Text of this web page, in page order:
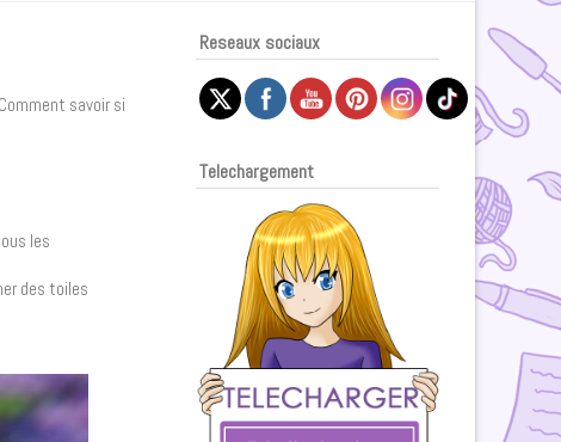
savoir si
les
des toiles
Reseaux sociaux
Telechargement